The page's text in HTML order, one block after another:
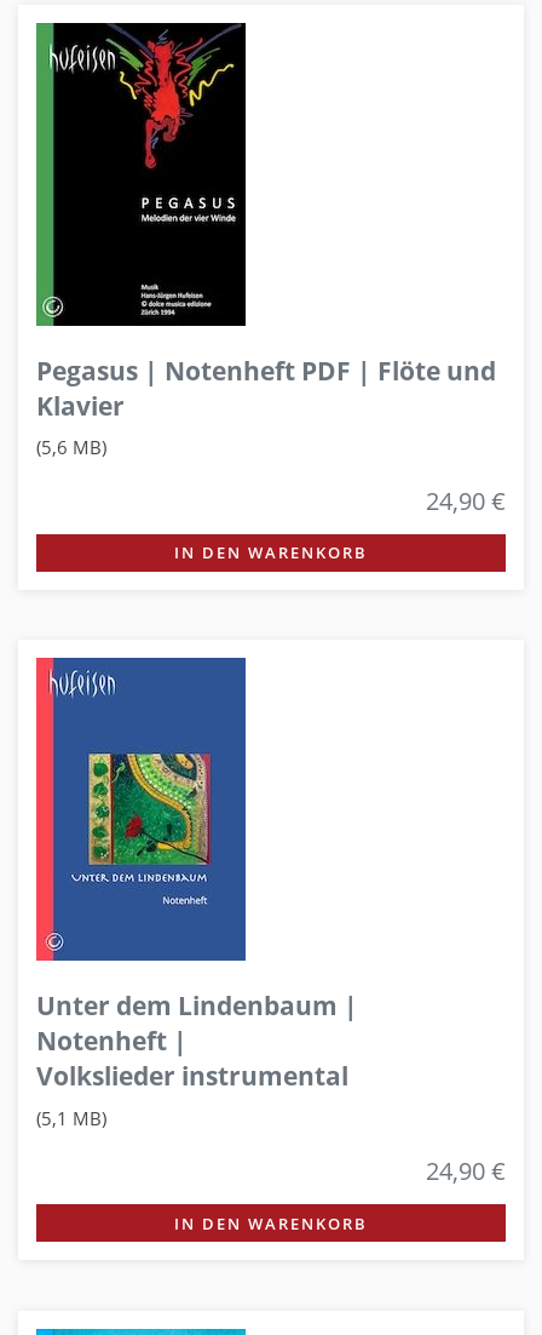
Pegasus | Notenheft PDF | Flöte und
Klavier
(5,6 MB)
24,90 €
IN DEN WARENKORB
Unter dem Lindenbaum |
Notenheft |
Volkslieder instrumental
(5,1 MB)
24,90 €
IN DEN WARENKORB